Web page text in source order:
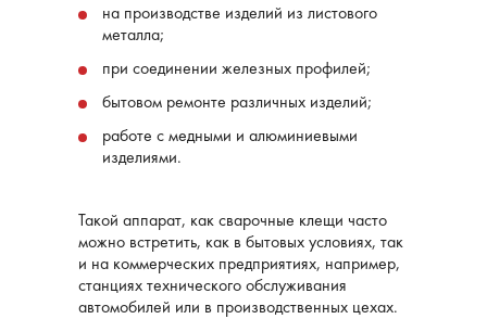
на производстве изделий из листового
металла;
при соединении железных профилей;
бытовом ремонте различных изделий;
работе с медными и алюминиевыми
изделиями.
Такой аппарат, как сварочные клещи часто
можно встретить, как в бытовых условиях, так
и на коммерческих предприятиях, например,
станциях технического обслуживания
автомобилей или в производственных цехах.